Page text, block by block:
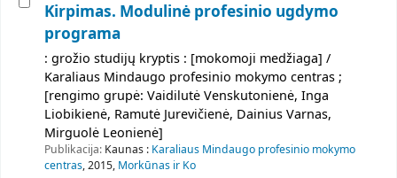
Kirpimas. Modulinė profesinio ugdymo
programa
: grožio studijų kryptis : [mokomoji medžiaga] /
Karaliaus Mindaugo profesinio mokymo centras ;
[rengimo grupė: Vaidilutė Venskutonienė, Inga
Liobikienė, Ramutė Jurevičienė, Dainius Varnas,
Mirguolė Leonienė]
Publikacija: Kaunas : Karaliaus Mindaugo profesinio mokymo
centras, 2015, Morkūnas ir Ko